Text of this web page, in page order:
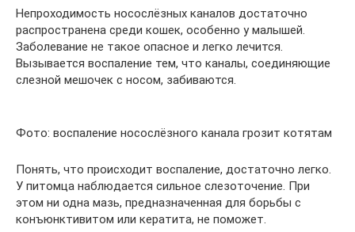
Непроходимость носослёзных каналов достаточно
распространена среди кошек, особенно у малышей.
Заболевание не такое опасное и легко лечится.
Вызывается воспаление тем, что каналы, соединяющие
слезной мешочек с носом, забиваются.
Фото: воспаление носослёзного канала грозит котятам
Понять, что происходит воспаление, достаточно легко.
У питомца наблюдается сильное слезоточение. При
этом ни одна мазь, предназначенная для борьбы с
конъюнктивитом или кератита, не поможет.